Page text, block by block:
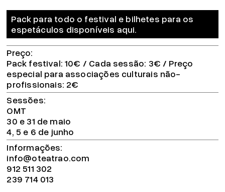
Pack para todo o festival e bilhetes para os
espetáculos disponíveis aqui.
Preço
Pack festival: 10€ / Cada sessão: 3€ / Preço
especial para associações culturais não-
profissionais: 2€
Sessões
OMT
30 e 31 de maio
4, 5 e 6 de junho
Informações
info@oteatrao.com
912 511 302
239 714 013